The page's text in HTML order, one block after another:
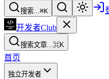
搜索...⌘K
开发者Club
搜索文章...⌘K
首页
独立开发者